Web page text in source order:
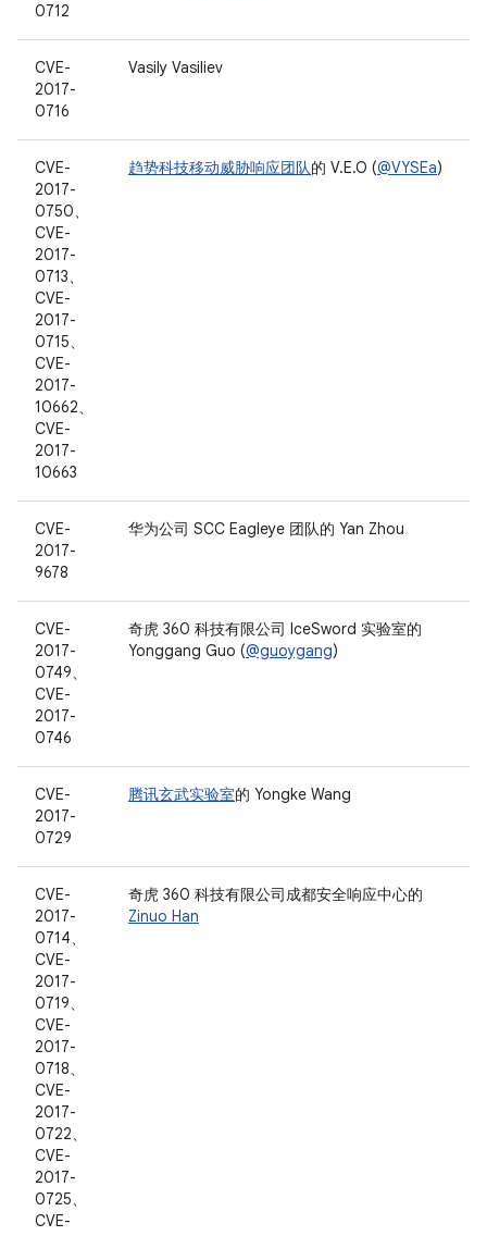
0712
CVE-
2017-
0716
Vasily Vasiliev
CVE-
2017-
0750、
CVE-
2017-
0713、
CVE-
2017-
0715、
CVE-
2017-
10662、
CVE-
2017-
10663
趋势科技移动威胁响应团队的 V.E.O (@VYSEa)
CVE-
2017-
9678
华为公司 SCC Eagleye 团队的 Yan Zhou
CVE-
2017-
0749、
CVE-
2017-
0746
奇虎 360 科技有限公司 IceSword 实验室的
Yonggang Guo (@guoygang)
CVE-
2017-
0729
腾讯玄武实验室的 Yongke Wang
CVE-
2017-
0714、
CVE-
2017-
0719、
CVE-
2017-
0718、
CVE-
2017-
0722、
CVE-
2017-
0725、
CVE-
奇虎 360 科技有限公司成都安全响应中心的
Zinuo Han